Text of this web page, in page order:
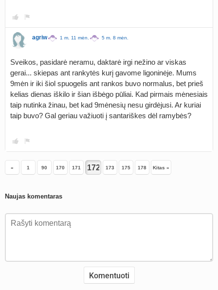
agriw 1 m. 11 mėn. 5 m. 8 mėn.
Sveikos, pasidarė neramu, daktarė irgi nežino ar viskas
gerai... skiepas ant rankytės kurį gavome ligoninėje. Mums
9mėn ir iki šiol spuogelis ant rankos buvo normalus, bet prieš
kelias dienas iškilo ir šian išbėgo pūliai. Kad pirmais mėnesiais
taip nutinka žinau, bet kad 9mėnesių nesu girdėjusi. Ar kuriai
taip buvo? Gal geriau važiuoti į santariškes dėl ramybės?
« 1 90 170 171 173 175 178 Kitas »
Naujas komentaras